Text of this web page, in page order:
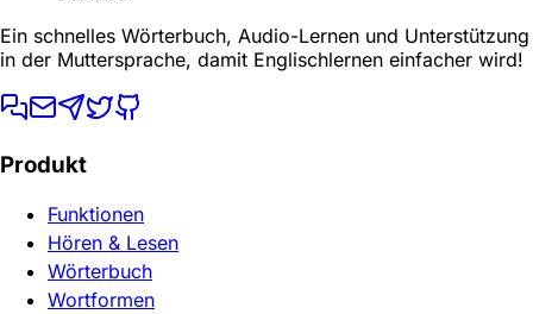
Ein schnelles Wörterbuch, Audio-Lernen und Unterstützung
in der Muttersprache, damit Englischlernen einfacher wird!
Produkt
Funktionen
Hören & Lesen
Wörterbuch
Wortformen